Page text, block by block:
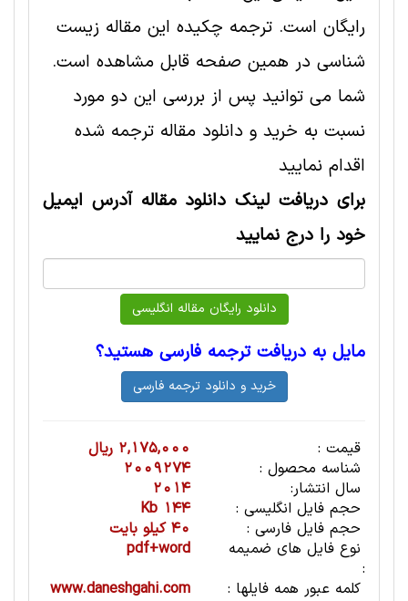
رایگان است. ترجمه چکیده این مقاله زیست
شناسی در همین صفحه قابل مشاهده است.
شما می توانید پس از بررسی این دو مورد
نسبت به خرید و دانلود مقاله ترجمه شده
اقدام نمایید
برای دریافت لینک دانلود مقاله آدرس ایمیل
خود را درج نمایید
مایل به دریافت ترجمه فارسی هستید؟
قیمت :
2,175,000 ریال
شناسه محصول :
2009274
سال انتشار:
2014
حجم فایل انگلیسی :
144 Kb
حجم فایل فارسی :
40 کیلو بایت
نوع فایل های ضمیمه
:
pdf+word
کلمه عبور همه فایلها :
www.daneshgahi.com